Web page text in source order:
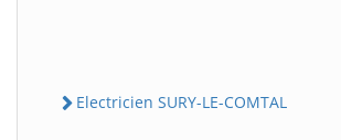
Electricien SURY-LE-COMTAL